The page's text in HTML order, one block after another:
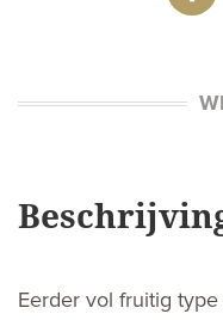
Eerder vol fruitig